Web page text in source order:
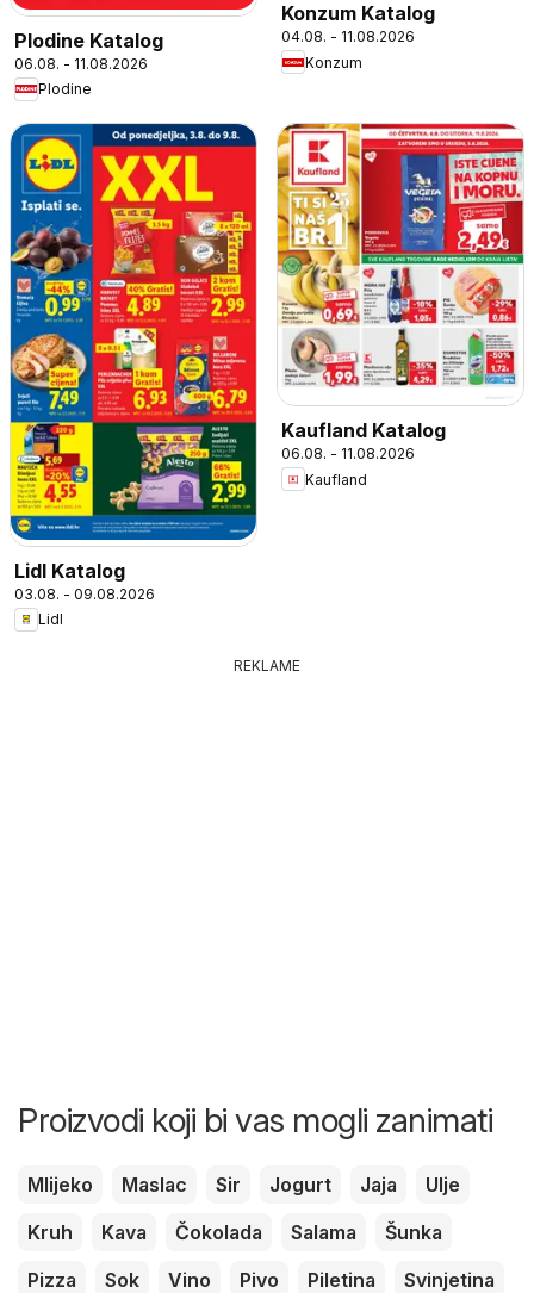
Plodine Katalog
06.08. - 11.08.2026
Plodine
Konzum Katalog
04.08. - 11.08.2026
Konzum
Lidl Katalog
03.08. - 09.08.2026
Lidl
Kaufland Katalog
06.08. - 11.08.2026
Kaufland
REKLAME
Proizvodi koji bi vas mogli zanimati
Mlijeko Maslac Sir Jogurt Jaja
Ulje
Kruh
Kava Čokolada Salama
Šunka
Pizza
Sok Vino Pivo Piletina
Svinjetina